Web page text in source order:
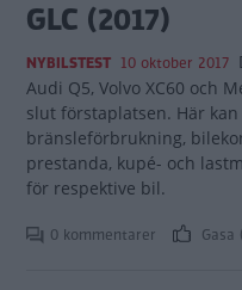
GLC (2017)
NYBILSTEST 10 oktober 2017
Audi Q5, Volvo XC60 och
slut förstaplatsen. Här
bränsleförbrukning,
prestanda, kupé- och
för respektive bil.
0 kommentarer Gasa